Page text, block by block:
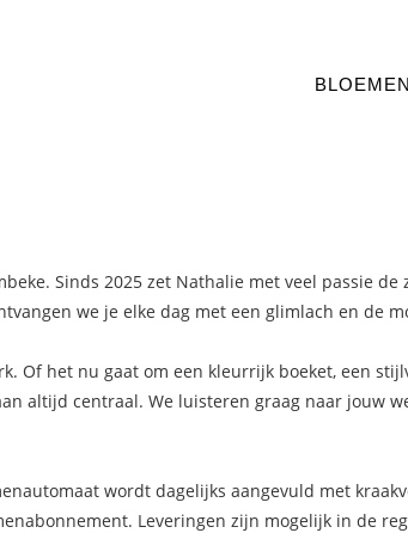
BLOEMEN
MET WIJN
VADERDAG
SECRETARESSEDAG
Sinds 2025 zet Nathalie met veel passie de
we je elke dag met een glimlach en de
Of het nu gaat om een kleurrijk boeket, een
altijd centraal. We luisteren graag naar jouw
wordt dagelijks aangevuld met
Leveringen zijn mogelijk in de